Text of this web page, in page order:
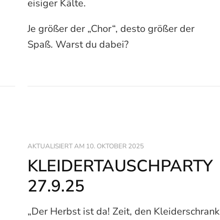
eisiger Kälte.
Je größer der „Chor“, desto größer der
Spaß. Warst du dabei?
AKTUALISIERT AM 10. OKTOBER 2025
KLEIDERTAUSCHPARTY
27.9.25
„Der Herbst ist da! Zeit, den Kleiderschrank